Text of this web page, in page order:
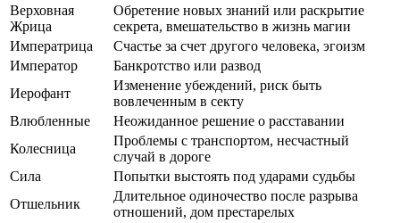
Верховная
Жрица
Обретение новых знаний или раскрытие
секрета, вмешательство в жизнь магии
Императрица
Счастье за счет другого человека, эгоизм
Император
Банкротство или развод
Иерофант
Изменение убеждений, риск быть
вовлеченным в секту
Влюбленные
Неожиданное решение о расставании
Колесница
Проблемы с транспортом, несчастный
случай в дороге
Сила
Попытки выстоять под ударами судьбы
Отшельник
Длительное одиночество после разрыва
отношений, дом престарелых